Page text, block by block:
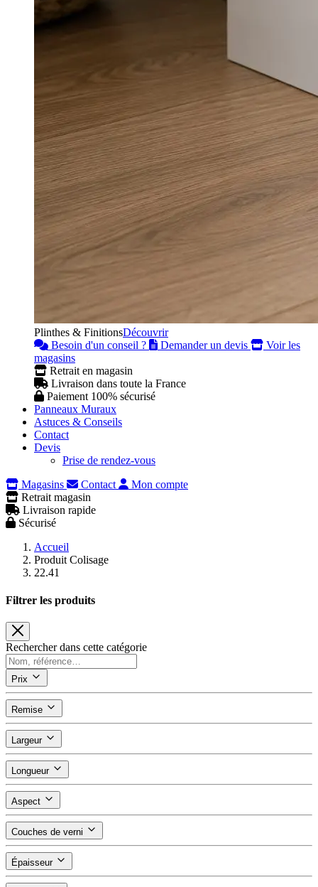
Plinthes & FinitionsDécouvrir
Besoin d'un conseil ?
Demander un devis
Voir les
magasins
Retrait en magasin
Livraison dans toute la France
Paiement 100% sécurisé
Panneaux Muraux
Astuces & Conseils
Contact
Devis
Prise de rendez-vous
Magasins
Contact
Mon compte
Retrait magasin
Livraison rapide
Sécurisé
Accueil
Produit Colisage
22.41
Filtrer les produits
Rechercher dans cette catégorie
Prix
Remise
Largeur
Longueur
Aspect
Couches de verni
Épaisseur